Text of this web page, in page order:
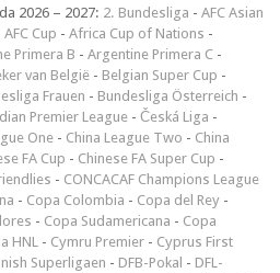
2026 – 2027: 2. Bundesliga - AFC Asian
AFC Cup - Africa Cup of Nations -
Primera B - Argentine Primera C -
van België - Belgian Super Cup -
Frauen - Bundesliga Österreich -
Premier League - Česká Liga -
One - China League Two - China
FA Cup - Chinese FA Super Cup -
- CONCACAF Champions League
- Copa Colombia - Copa del Rey -
- Copa Sudamericana - Copa
HNL - Cymru Premier - Cyprus First
Superligaen - DFB-Pokal - DFL-